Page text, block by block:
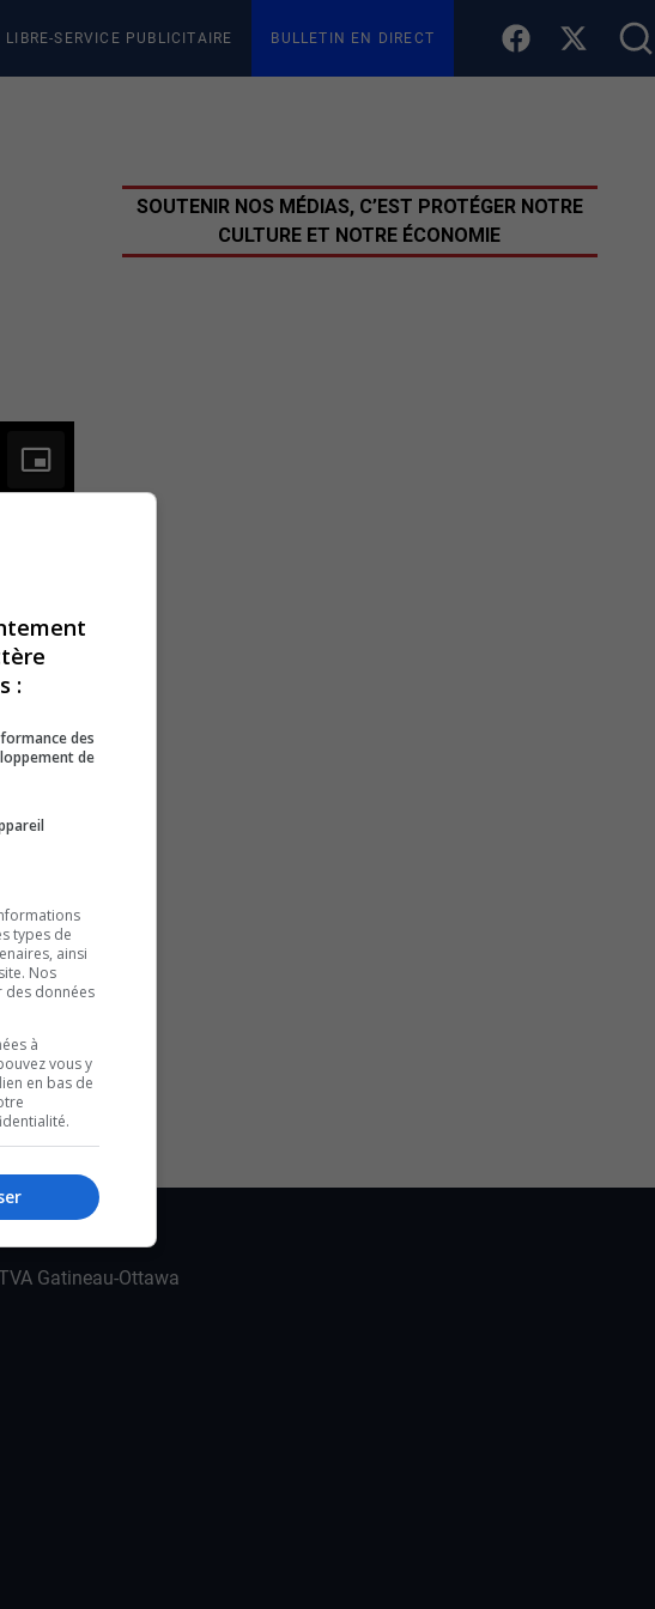
LIBRE-SERVICE PUBLICITAIRE BULLETIN EN DIRECT
SOUTENIR NOS MÉDIAS, C’EST PROTÉGER NOTRE
CULTURE ET NOTRE ÉCONOMIE
Gatineau-Ottawa
:
des
de
types de
ainsi
Nos
des données
à
vous y
en bas de